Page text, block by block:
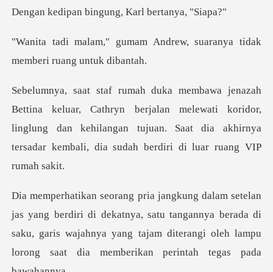
bingung, Karl b
Andrew, suaranya tidak
me
berjalan melewati koridor,
linglung dan kehilangan tujuan. Saat dia akh
dekatnya, satu tangannya berada di
saku, garis wajahnya yang tajam diter